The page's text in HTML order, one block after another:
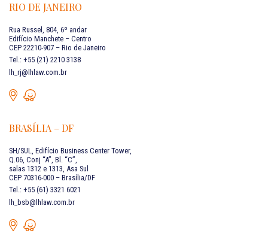
RIO DE JANEIRO
Rua Russel, 804, 6º andar
Edifício Manchete – Centro
CEP 22210-907 – Rio de Janeiro
Tel.: +55 (21) 2210 3138
lh_rj@lhlaw.com.br
BRASÍLIA – DF
SH/SUL, Edifício Business Center Tower,
Q.06, Conj “A”, Bl. “C”,
salas 1312 e 1313, Asa Sul
CEP 70316-000 – Brasília/DF
Tel.: +55 (61) 3321 6021
lh_bsb@lhlaw.com.br